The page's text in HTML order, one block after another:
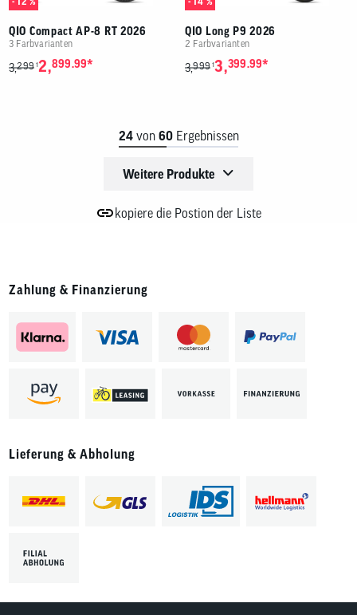
QIO Compact AP-8 RT 2026
3 Farbvarianten
3,299 12,899.99*
QIO Long P9 2026
2 Farbvarianten
3,999 13,399.99*
24von 60Ergebnissen
Weitere Produkte
kopiere die Postion der Liste
Zahlung & Finanzierung
Lieferung & Abholung